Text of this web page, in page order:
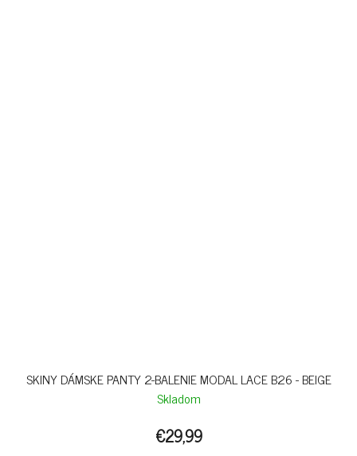
SKINY DÁMSKE PANTY 2-BALENIE MODAL LACE B26 - BEIGE
Skladom
€29,99